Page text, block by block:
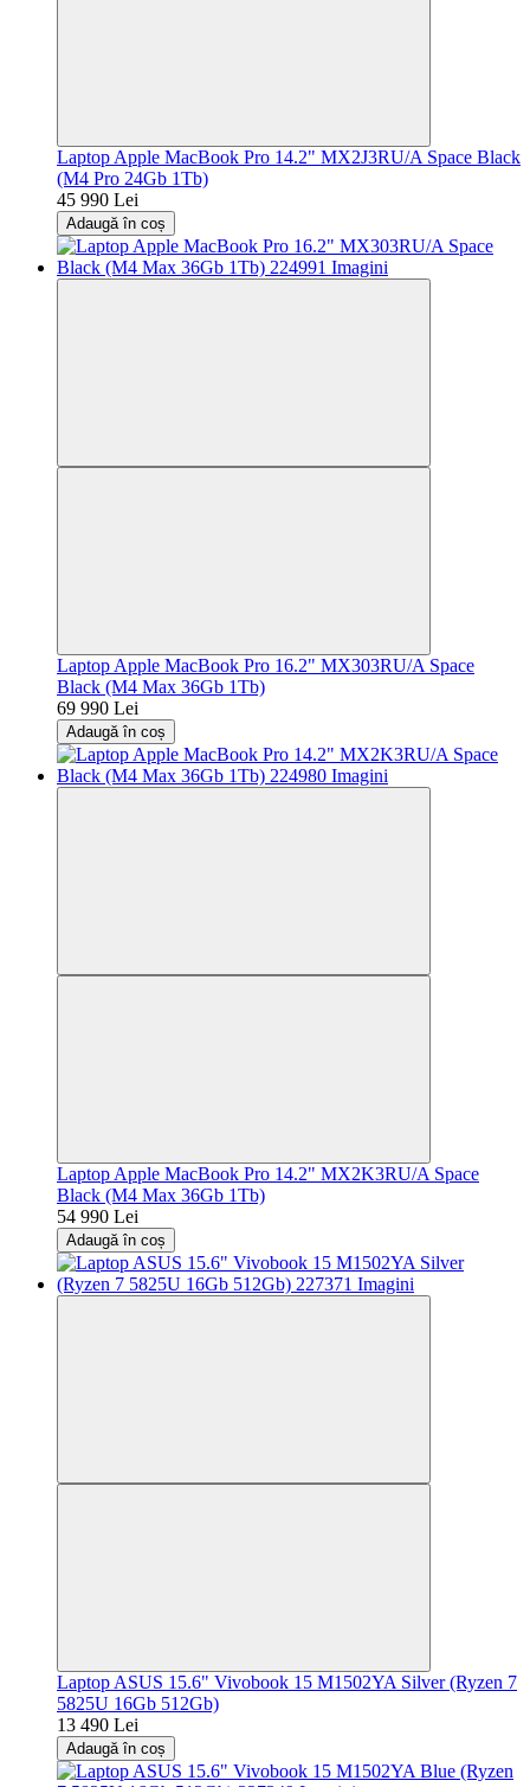
Laptop Apple MacBook Pro 14.2" MX2J3RU/A Space Black
(M4 Pro 24Gb 1Tb)
45 990 Lei
Adaugă în coș
Laptop Apple MacBook Pro 16.2" MX303RU/A Space
Black (M4 Max 36Gb 1Tb)
69 990 Lei
Adaugă în coș
Laptop Apple MacBook Pro 14.2" MX2K3RU/A Space
Black (M4 Max 36Gb 1Tb)
54 990 Lei
Adaugă în coș
Laptop ASUS 15.6" Vivobook 15 M1502YA Silver (Ryzen 7
5825U 16Gb 512Gb)
13 490 Lei
Adaugă în coș